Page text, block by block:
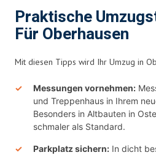
Praktische
Für Oberhausen
Mit diesen Tipps wird Ihr Umzug in
Messungen vornehmen:
und Treppenhaus in Ihrem
Besonders in Altbauten in
schmaler als Standard.
Parkplatz sichern: In dicht